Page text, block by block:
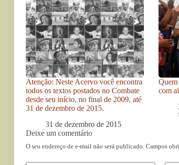
Atenção: Neste Acervo você encontra
todos os textos postados no Combate
desde seu início, no final de 2009, até
31 de dezembro de 2015.
31 de dezembro de 2015
Quem
com
Deixe um comentário
O seu endereço de e-mail não será publicado. Campos